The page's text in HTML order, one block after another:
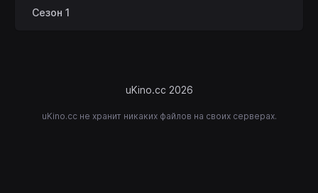
Сезон 1
uKino.cc 2026
uKino.cc не хранит никаких файлов на своих серверах.